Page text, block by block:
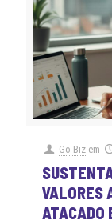
Go Biz em
VALORES
ATACADO